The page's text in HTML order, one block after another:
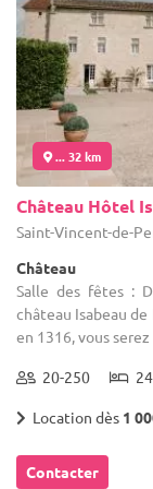
... 32 km
Château Hôtel
Saint-Vincent-de-
Château
Salle des fêtes :
château Isabeau
en 1316, vous
20-250
Location dès 1
Contacter